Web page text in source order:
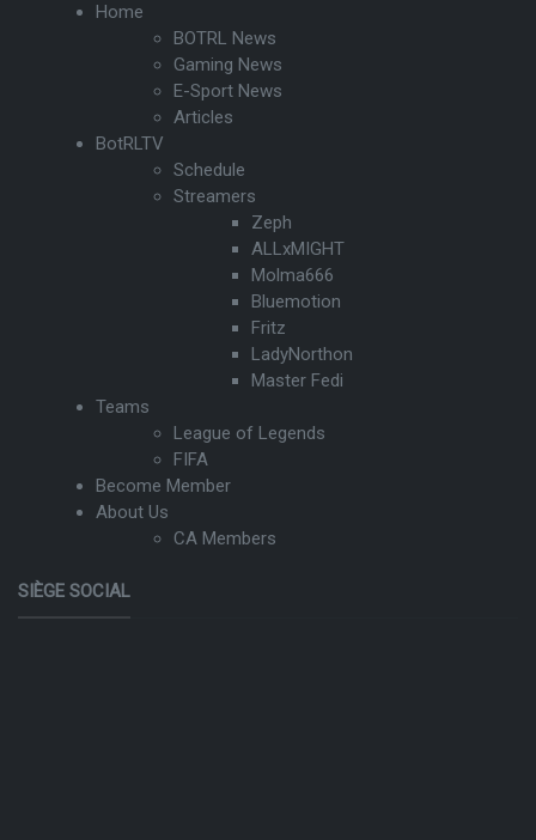
Home
BOTRL News
Gaming News
E-Sport News
Articles
BotRLTV
Schedule
Streamers
Zeph
ALLxMIGHT
Molma666
Bluemotion
Fritz
LadyNorthon
Master Fedi
Teams
League of Legends
FIFA
Become Member
About Us
CA Members
SIÈGE SOCIAL